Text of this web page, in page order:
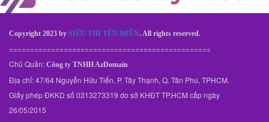
Copyright 2023 by SIÊU THỊ TÊN MIỀN. All rights reserved.
================================================
Chủ Quản: Công ty TNHH AzDomain
Địa chỉ: 47/64 Nguyễn Hữu Tiến, P. Tây Thạnh, Q. Tân Phú, TPHCM.
Giấy phép ĐKKD số 0313273319 do sở KHĐT TP.HCM cấp ngày
26/05/2015